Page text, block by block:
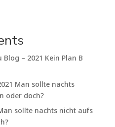
Blog – 2021 Kein Plan B
Man sollte nachts
oder doch?
sollte nachts nicht aufs